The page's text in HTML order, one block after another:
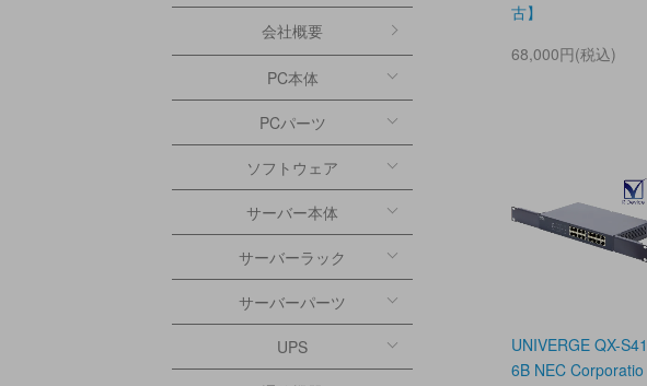
古】
68,000円(税込)
UNIVERGE QX-S41
6B NEC Corporatio
会社概要
PC本体
PCパーツ
ソフトウェア
サーバー本体
サーバーラック
サーバーパーツ
UPS